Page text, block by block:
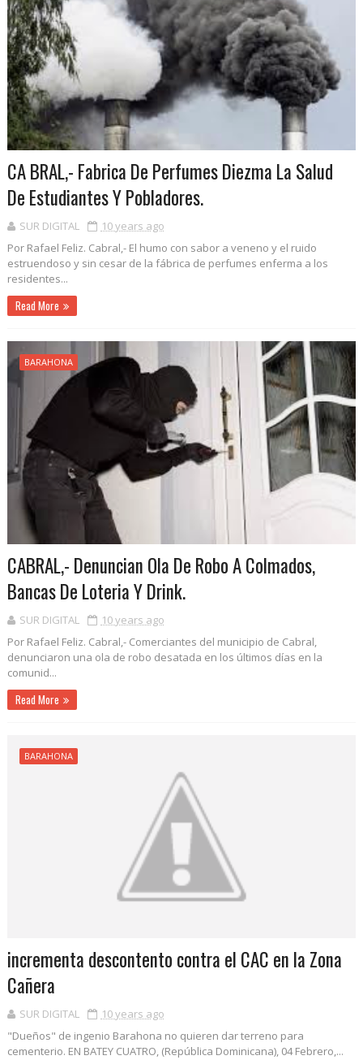
CA BRAL,- Fabrica De Perfumes Diezma La Salud
De Estudiantes Y Pobladores.
SUR DIGITAL
10 years ago
Por Rafael Feliz. Cabral,- El humo con sabor a veneno y el ruido
estruendoso y sin cesar de la fábrica de perfumes enferma a los
residentes...
Read More
BARAHONA
CABRAL,- Denuncian Ola De Robo A Colmados,
Bancas De Loteria Y Drink.
SUR DIGITAL
10 years ago
Por Rafael Feliz. Cabral,- Comerciantes del municipio de Cabral,
denunciaron una ola de robo desatada en los últimos días en la
comunid...
Read More
BARAHONA
incrementa descontento contra el CAC en la Zona
Cañera
SUR DIGITAL
10 years ago
"Dueños" de ingenio Barahona no quieren dar terreno para
cementerio. EN BATEY CUATRO, (República Dominicana), 04 Febrero,...